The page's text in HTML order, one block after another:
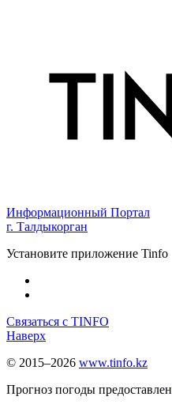
Информационный Портал
г. Талдыкорган
Установите приложение Tinfo
Связаться с TINFO
Наверх
© 2015–2026 www.tinfo.kz
Прогноз погоды предоставлен